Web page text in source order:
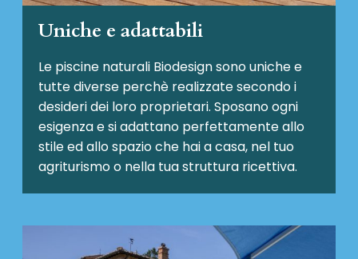
Uniche e adattabili
Le piscine naturali Biodesignsono uniche e
tutte diverse perchè realizzate secondo i
desideri dei loro proprietari. Sposano ogni
esigenza e si adattano perfettamente allo
stile ed allo spazio che hai a casa, nel tuo
agriturismo o nella tua struttura ricettiva.